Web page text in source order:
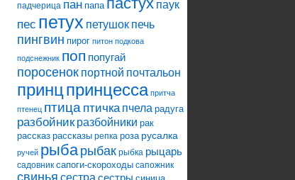
падчерица пан папа паук
пес петух петушок печь
пингвин пирог питон подкова
подснежник поп попугай
поросенок портной почтальон
принцпринцесса притча
птенец птица птичка пчела радуга
разбойник разбойники рак
рассказ рассказы репка роза русалка
ручей рыбарыбак рыбка рыцарь
садовник сапоги-скороходы сапожник
свинья сестра сестры